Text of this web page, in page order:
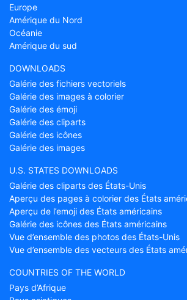
Europe
Amérique du Nord
Océanie
Amérique du sud
DOWNLOADS
Galérie des fichiers vectoriels
Galérie des images à colorier
Galérie des émoji
Galérie des cliparts
Galérie des icônes
Galérie des images
U.S. STATES DOWNLOADS
Galérie des cliparts des États-Unis
Aperçu des pages à colorier des États
Aperçu de l’emoji des États américains
Galérie des icônes des États américains
Vue d’ensemble des photos des États-Unis
Vue d’ensemble des vecteurs des États
COUNTRIES OF THE WORLD
Pays d’Afrique